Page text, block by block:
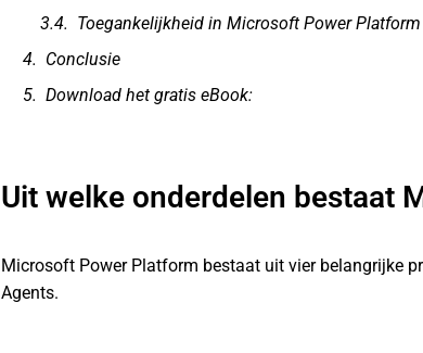
Toegankelijkheid in Microsoft Power Platform
Conclusie
Download het gratis eBook:
Uit welke onderdelen bestaat
Microsoft Power Platform bestaat uit vier belangrijke
Agents.